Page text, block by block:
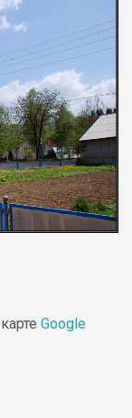
Google